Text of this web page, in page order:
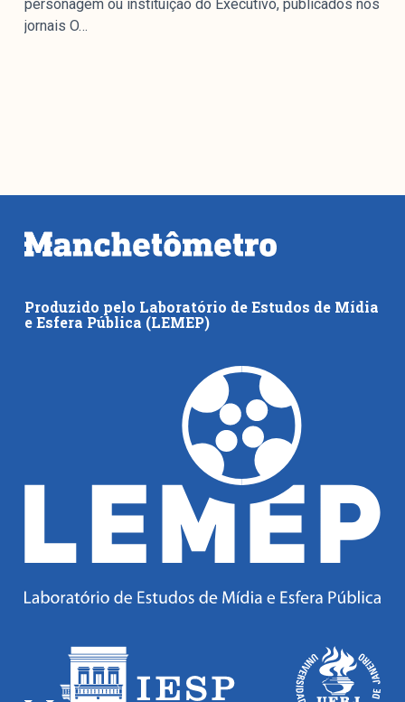
personagem ou instituição do Executivo, publicados nos
jornais O…
Produzido pelo Laboratório de Estudos de Mídia
e Esfera Pública (LEMEP)